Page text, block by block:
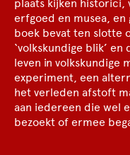
plaats kijken historici,
erfgoed en musea, en
boek bevat ten slotte
‘volkskundige blik’
leven in volkskundige
experiment, een
het verleden afstoft
aan iedereen die wel
bezoekt of ermee